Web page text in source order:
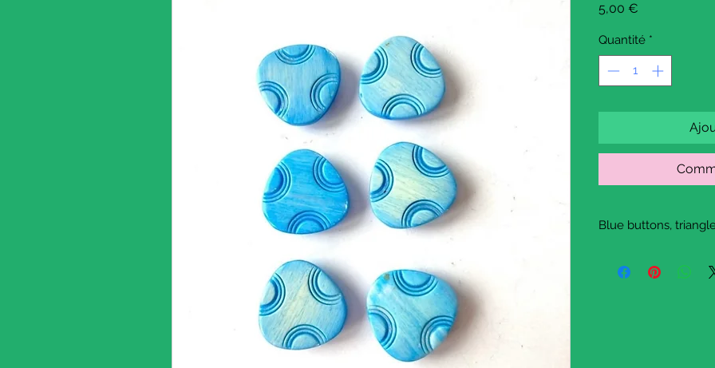
5,00 €
Quantité *
Blue buttons,
A nice little set of 6